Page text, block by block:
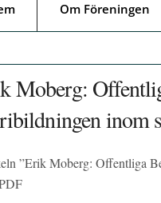
Om Föreningen
Moberg:
inom
”Erik Moberg: Offentliga